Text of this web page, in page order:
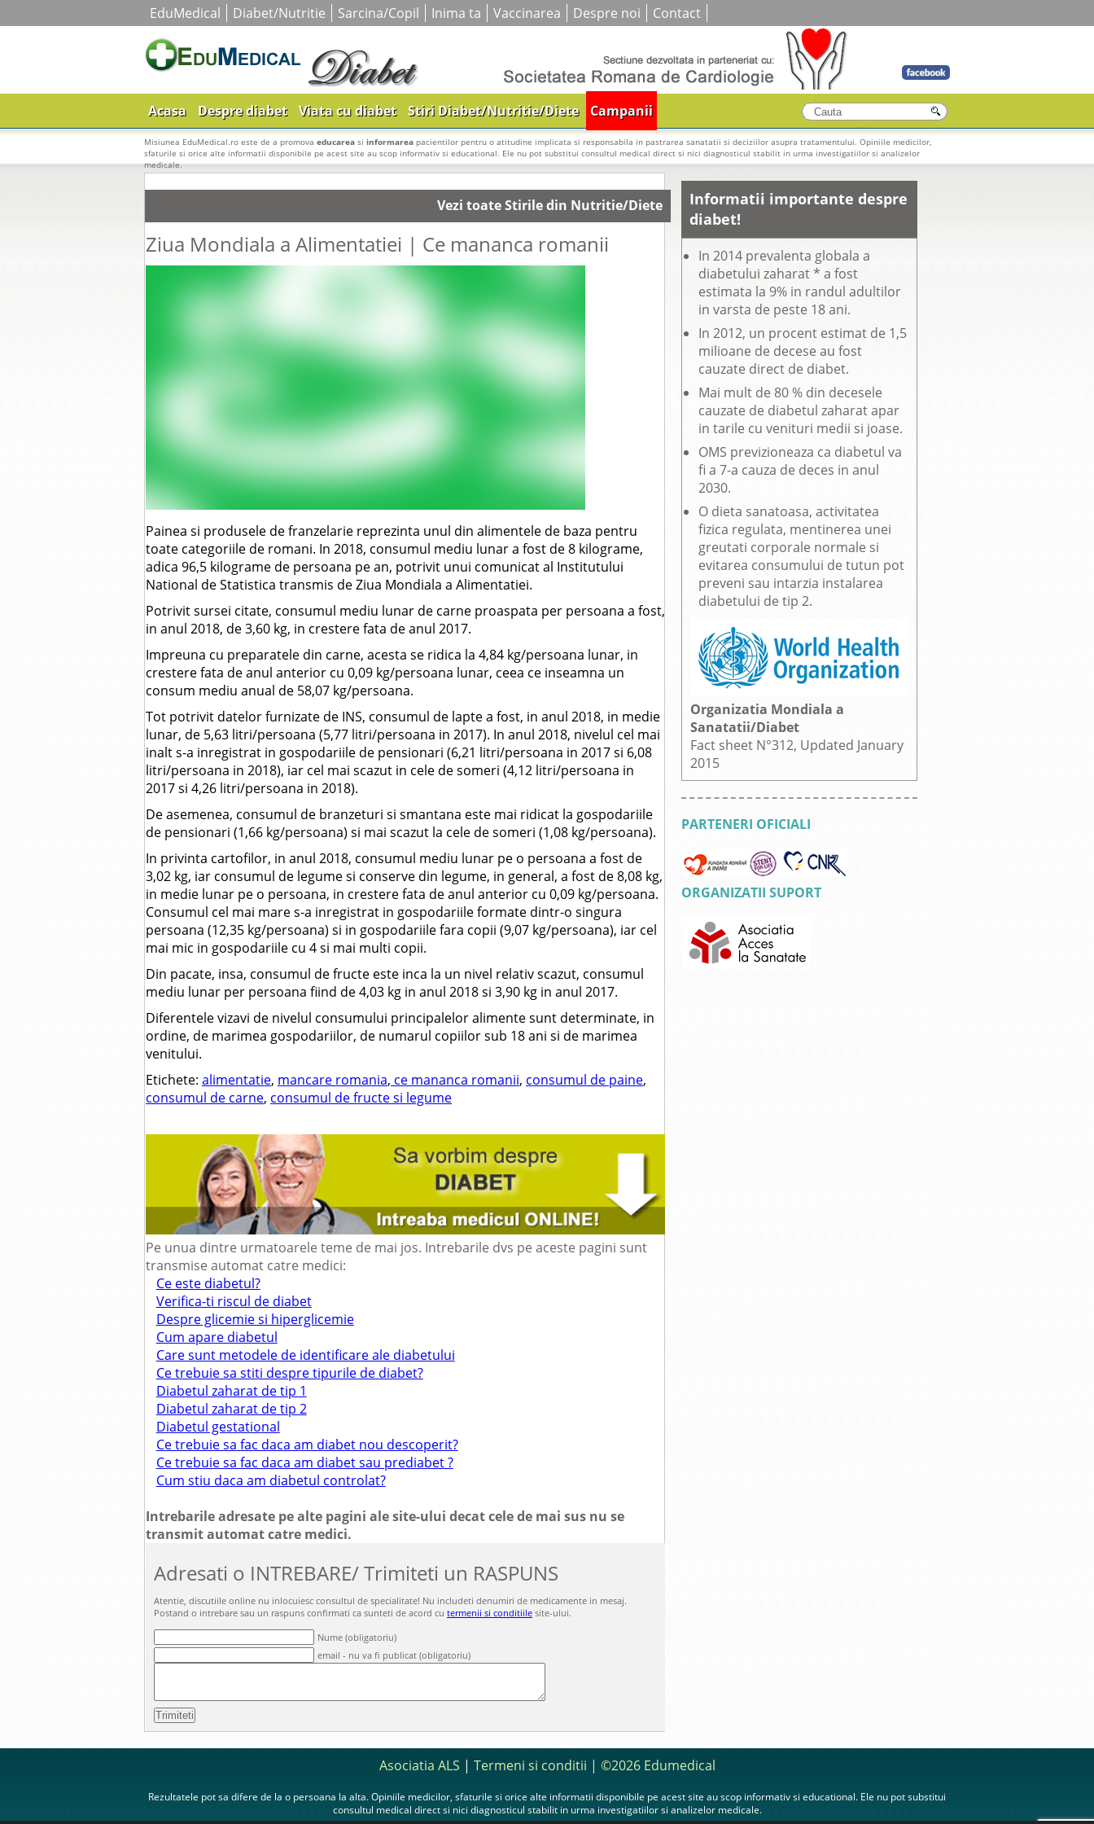
EduMedical Diabet/Nutritie Sarcina/Copil Inima ta Vaccinarea Despre noi Contact
Acasa Despre diabet Viata cu diabet Stiri Diabet/Nutritie/Diete Campanii
Misiunea EduMedical.ro este de a promova educarea si informarea pacientilor pentru o atitudine implicata si responsabila in pastrarea sanatatii si deciziilor asupra tratamentului. Opiniile medicilor,
sfaturile si orice alte informatii disponibile pe acest site au scop informativ si educational. Ele nu pot substitui consultul medical direct si nici diagnosticul stabilit in urma investigatiilor si analizelor
medicale.
Vezi toate Stirile din Nutritie/Diete
Ziua Mondiala a Alimentatiei | Ce mananca romanii
Painea si produsele de franzelarie reprezinta unul din alimentele de baza pentru
toate categoriile de romani. In 2018, consumul mediu lunar a fost de 8 kilograme,
adica 96,5 kilograme de persoana pe an, potrivit unui comunicat al Institutului
National de Statistica transmis de Ziua Mondiala a Alimentatiei.
Potrivit sursei citate, consumul mediu lunar de carne proaspata per persoana a fost,
in anul 2018, de 3,60 kg, in crestere fata de anul 2017.
Impreuna cu preparatele din carne, acesta se ridica la 4,84 kg/persoana lunar, in
crestere fata de anul anterior cu 0,09 kg/persoana lunar, ceea ce inseamna un
consum mediu anual de 58,07 kg/persoana.
Tot potrivit datelor furnizate de INS, consumul de lapte a fost, in anul 2018, in medie
lunar, de 5,63 litri/persoana (5,77 litri/persoana in 2017). In anul 2018, nivelul cel mai
inalt s-a inregistrat in gospodariile de pensionari (6,21 litri/persoana in 2017 si 6,08
litri/persoana in 2018), iar cel mai scazut in cele de someri (4,12 litri/persoana in
2017 si 4,26 litri/persoana in 2018).
De asemenea, consumul de branzeturi si smantana este mai ridicat la gospodariile
de pensionari (1,66 kg/persoana) si mai scazut la cele de someri (1,08 kg/persoana).
In privinta cartofilor, in anul 2018, consumul mediu lunar pe o persoana a fost de
3,02 kg, iar consumul de legume si conserve din legume, in general, a fost de 8,08 kg,
in medie lunar pe o persoana, in crestere fata de anul anterior cu 0,09 kg/persoana.
Consumul cel mai mare s-a inregistrat in gospodariile formate dintr-o singura
persoana (12,35 kg/persoana) si in gospodariile fara copii (9,07 kg/persoana), iar cel
mai mic in gospodariile cu 4 si mai multi copii.
Din pacate, insa, consumul de fructe este inca la un nivel relativ scazut, consumul
mediu lunar per persoana fiind de 4,03 kg in anul 2018 si 3,90 kg in anul 2017.
Diferentele vizavi de nivelul consumului principalelor alimente sunt determinate, in
ordine, de marimea gospodariilor, de numarul copiilor sub 18 ani si de marimea
venitului.
Etichete: alimentatie, mancare romania, ce mananca romanii, consumul de paine,
consumul de carne, consumul de fructe si legume
Pe unua dintre urmatoarele teme de mai jos. Intrebarile dvs pe aceste pagini sunt
transmise automat catre medici:
Ce este diabetul?
Verifica-ti riscul de diabet
Despre glicemie si hiperglicemie
Cum apare diabetul
Care sunt metodele de identificare ale diabetului
Ce trebuie sa stiti despre tipurile de diabet?
Diabetul zaharat de tip 1
Diabetul zaharat de tip 2
Diabetul gestational
Ce trebuie sa fac daca am diabet nou descoperit?
Ce trebuie sa fac daca am diabet sau prediabet ?
Cum stiu daca am diabetul controlat?
Intrebarile adresate pe alte pagini ale site-ului decat cele de mai sus nu se
transmit automat catre medici.
Adresati o INTREBARE/ Trimiteti un RASPUNS
Atentie, discutiile online nu inlocuiesc consultul de specialitate! Nu includeti denumiri de medicamente in mesaj.
Postand o intrebare sau un raspuns confirmati ca sunteti de acord cu termenii si conditiile site-ului.
Nume (obligatoriu)
email - nu va fi publicat (obligatoriu)
Informatii importante despre
diabet!
In 2014 prevalenta globala a
diabetului zaharat * a fost
estimata la 9% in randul adultilor
in varsta de peste 18 ani.
In 2012, un procent estimat de 1,5
milioane de decese au fost
cauzate direct de diabet.
Mai mult de 80 % din decesele
cauzate de diabetul zaharat apar
in tarile cu venituri medii si joase.
OMS previzioneaza ca diabetul va
fi a 7-a cauza de deces in anul
2030.
O dieta sanatoasa, activitatea
fizica regulata, mentinerea unei
greutati corporale normale si
evitarea consumului de tutun pot
preveni sau intarzia instalarea
diabetului de tip 2.
Organizatia Mondiala a
Sanatatii/Diabet
Fact sheet N°312, Updated January
2015
PARTENERI OFICIALI
ORGANIZATII SUPORT
Asociatia ALS | Termeni si conditii | ©2026 Edumedical
Rezultatele pot sa difere de la o persoana la alta. Opiniile medicilor, sfaturile si orice alte informatii disponibile pe acest site au scop informativ si educational. Ele nu pot substitui
consultul medical direct si nici diagnosticul stabilit in urma investigatiilor si analizelor medicale.